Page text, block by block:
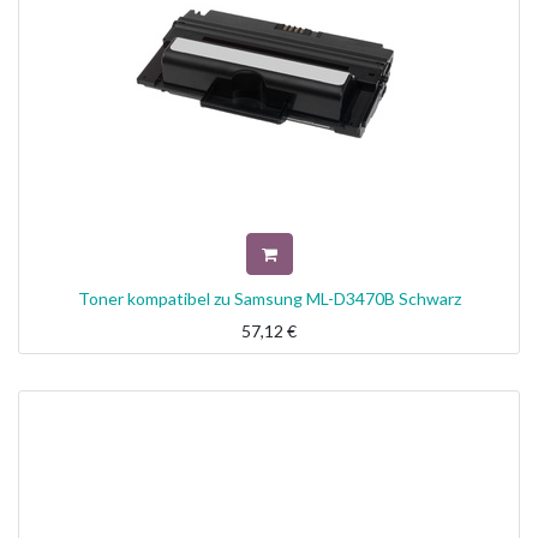
Toner kompatibel zu Samsung ML-D3470B Schwarz
57,12 €